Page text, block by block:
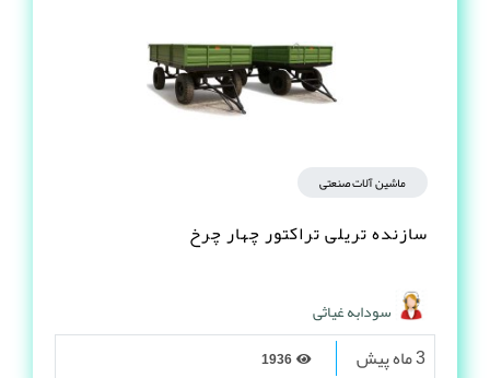
ماشین آلات صنعتی
سازنده تریلی تراکتور چهار چرخ
سودابه غیاثی
3 ماه پیش